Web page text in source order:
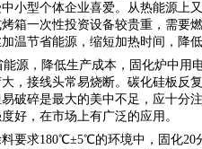
小型个体企业喜爱。从热能源上
箱一次性投资设备较贵重，需要
温节省能源，缩短加热时间，降
源，降低生产成本，固化炉中用
，接线头常易烧断。碳化硅板反
破碎是最大的美中不足，应十分
好，在市场上有广泛的应用。
要求180℃±5℃的环境中，固化20